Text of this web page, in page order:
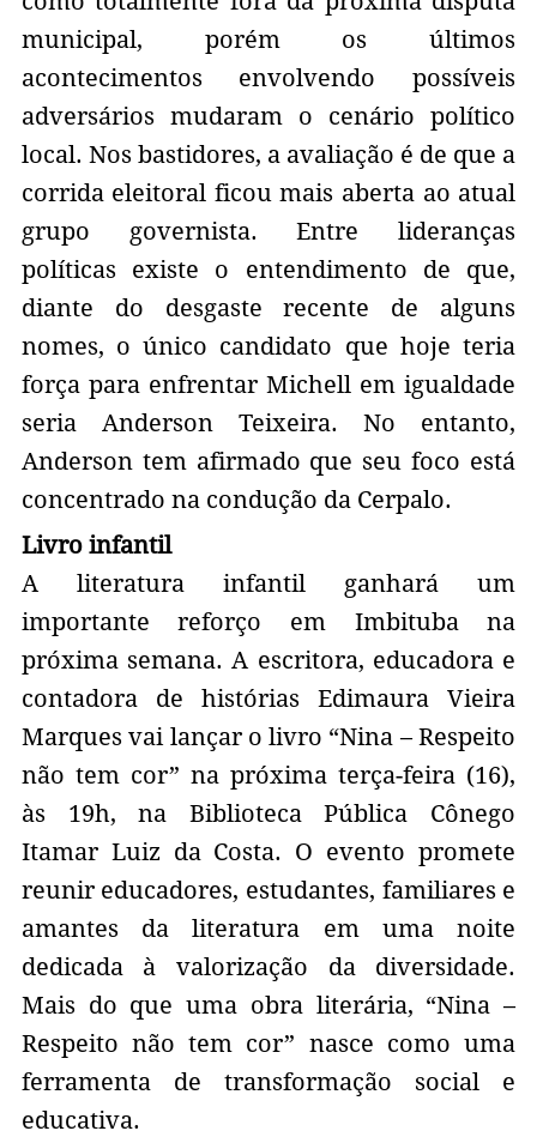
municipal, porém os últimos
acontecimentos envolvendo possíveis
adversários mudaram o cenário político
local. Nos bastidores, a avaliação é de que a
corrida eleitoral ficou mais aberta ao atual
grupo governista. Entre lideranças
políticas existe o entendimento de que,
diante do desgaste recente de alguns
nomes, o único candidato que hoje teria
força para enfrentar Michell em igualdade
seria Anderson Teixeira. No entanto,
Anderson tem afirmado que seu foco está
concentrado na condução da Cerpalo.
Livro infantil
A literatura infantil ganhará um
importante reforço em Imbituba na
próxima semana. A escritora, educadora e
contadora de histórias Edimaura Vieira
Marques vai lançar o livro “Nina – Respeito
não tem cor” na próxima terça-feira (16),
às 19h, na Biblioteca Pública Cônego
Itamar Luiz da Costa. O evento promete
reunir educadores, estudantes, familiares e
amantes da literatura em uma noite
dedicada à valorização da diversidade.
Mais do que uma obra literária, “Nina –
Respeito não tem cor” nasce como uma
ferramenta de transformação social e
educativa.